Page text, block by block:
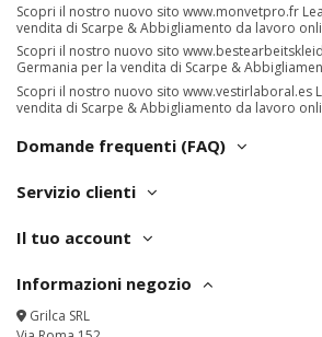
Scopri il nostro nuovo sito www.monvetpro.fr
vendita di Scarpe & Abbigliamento da lavoro
Scopri il nostro nuovo sito
Germania per la vendita di Scarpe &
Scopri il nostro nuovo sito www.vestirlaboral.es
vendita di Scarpe & Abbigliamento da lavoro
Domande frequenti (FAQ)
Servizio clienti
Il tuo account
Informazioni negozio
Grilca SRL